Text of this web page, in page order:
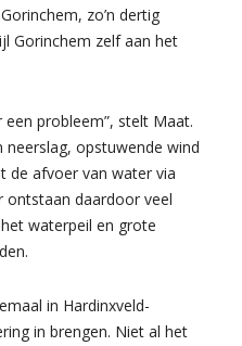
zo’n dertig
Gorinchem zelf aan het
probleem”, stelt Maat.
opstuwende wind
de afvoer van water via
ontstaan daardoor veel
waterpeil en grote
in Hardinxveld-
in brengen. Niet al het